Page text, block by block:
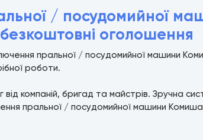
/ посудомийної
оголошення
пральної / посудомийної машини
роботи.
від компаній, бригад та майстрів. Зручна
пральної / посудомийної машини